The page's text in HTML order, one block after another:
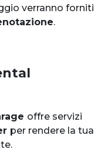
verranno forniti
.
offre servizi
per rendere la tua